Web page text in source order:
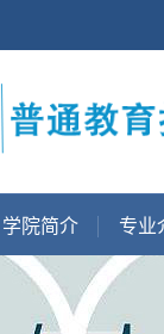
学院简介 专业